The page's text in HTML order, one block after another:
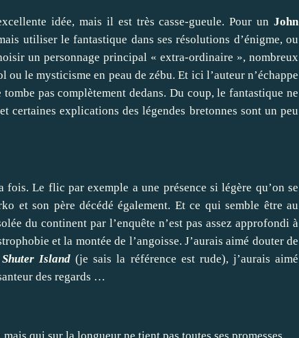
idée, mais il est très casse-gueule. Pour un John
utiliser le fantastique dans ses résolutions d’énigme, ou
un personnage principal « extra-ordinaire », nombreux
le mysticisme en peau de zébu. Et ici l’auteur n’échappe
pas complètement dedans. Du coup, le fantastique ne
certaines explications des légendes bretonnes sont un peu
Le flic par exemple a une présence si légère qu’on se
et son père décédé également. Et ce qui semble être au
du continent par l’enquête n’est pas assez approfondi à
et la montée de l’angoisse. J’aurais aimé douter de
Shuter Island (je sais la référence est rude), j’aurais aimé
des regards …